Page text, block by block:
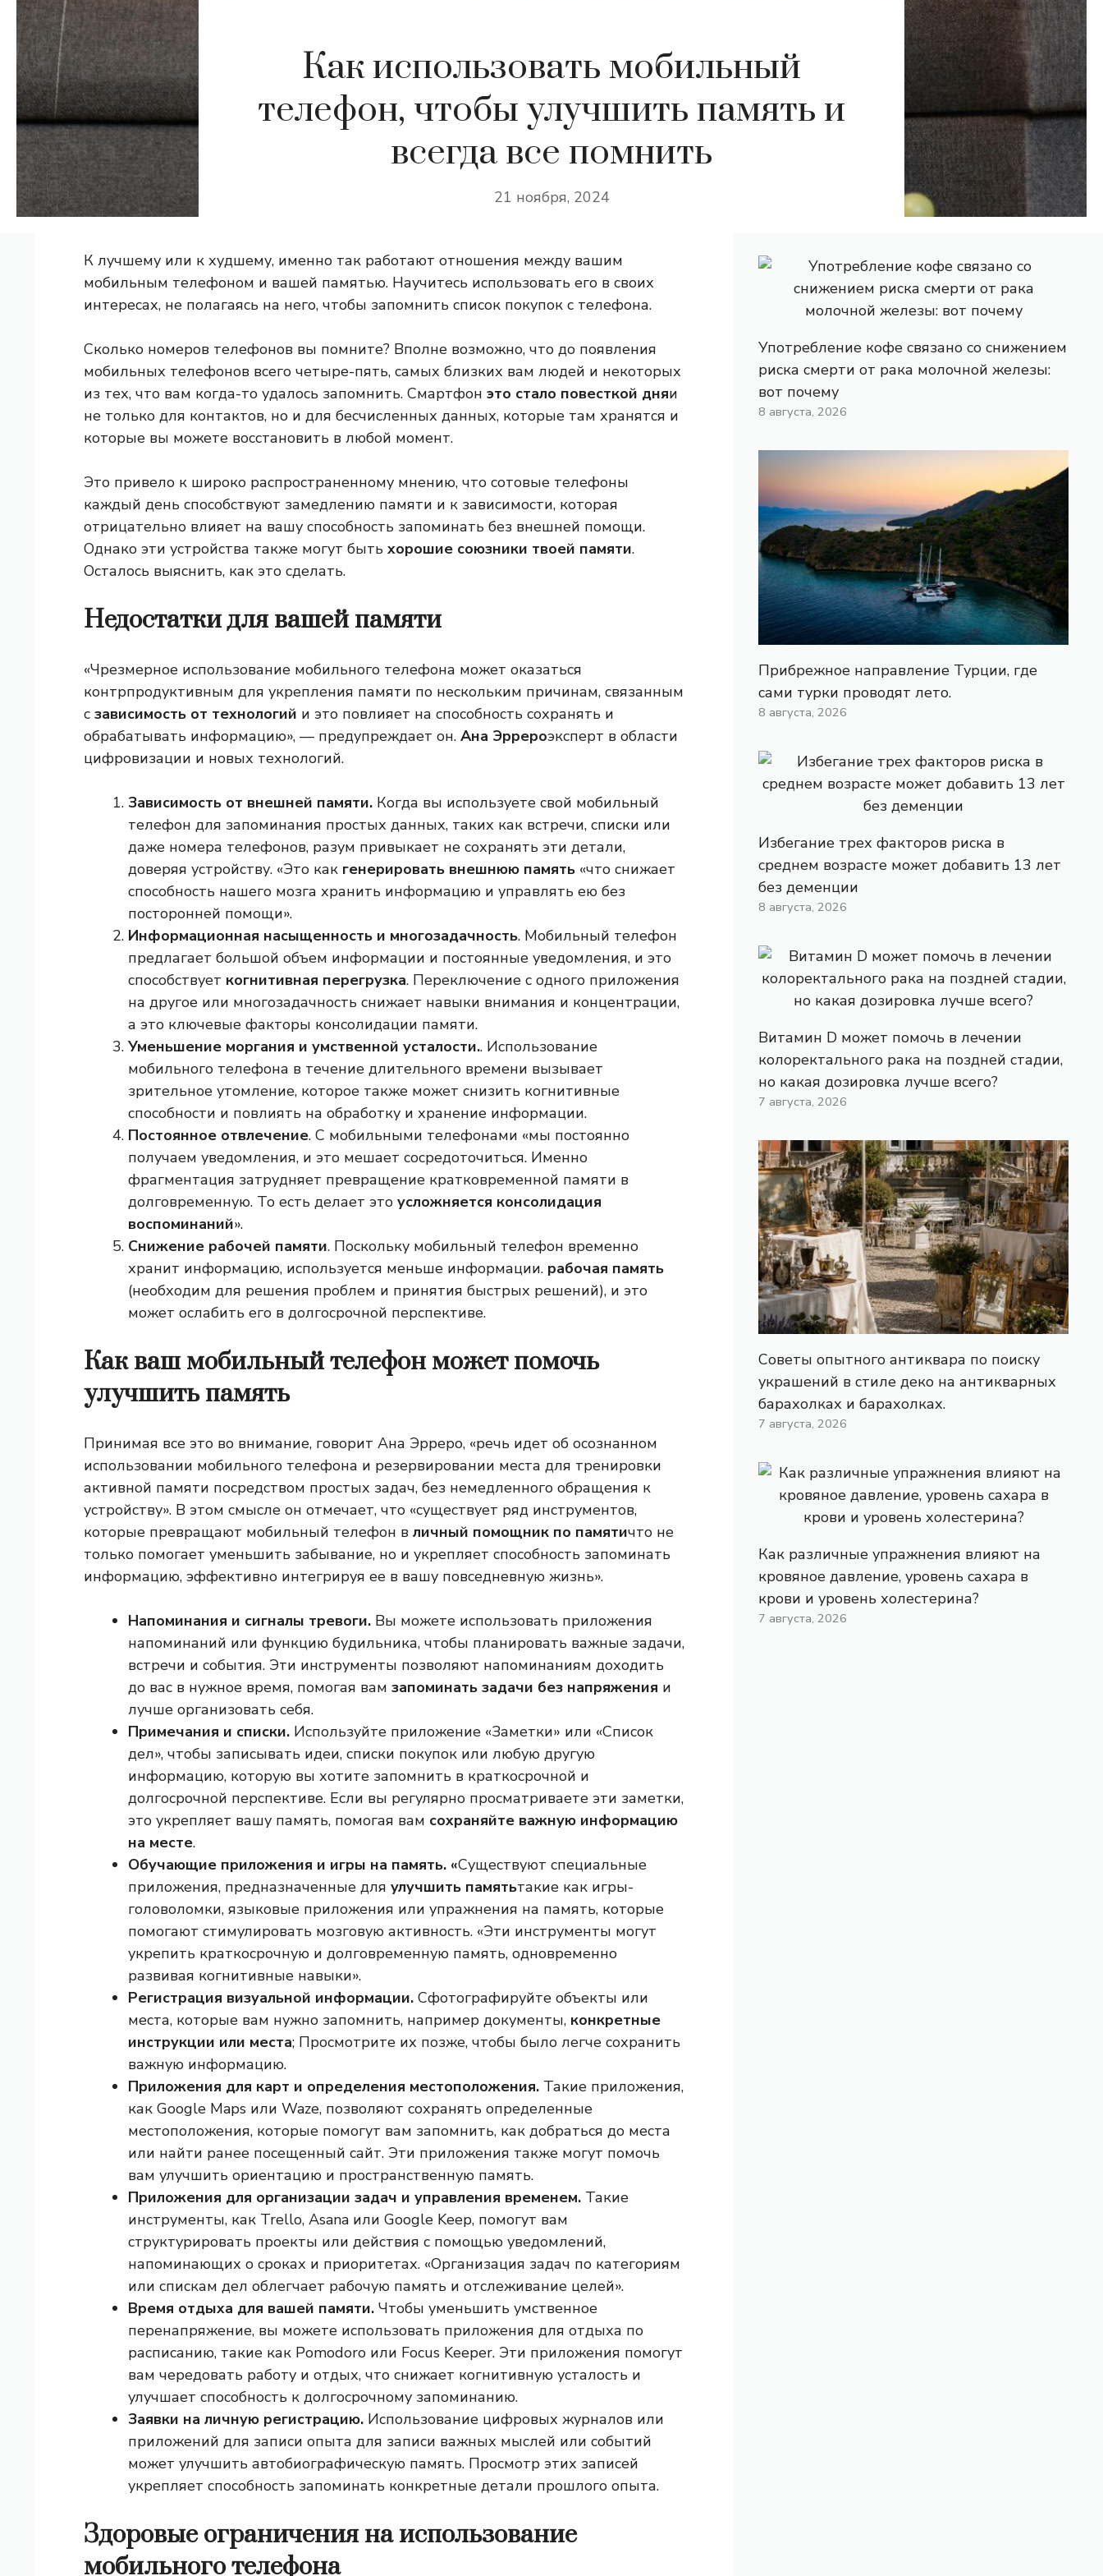
Как использовать мобильный
телефон, чтобы улучшить память и
всегда все помнить
21 ноября, 2024
К лучшему или к худшему, именно так работают отношения между вашим
мобильным телефоном и вашей памятью. Научитесь использовать его в своих
интересах, не полагаясь на него, чтобы запомнить список покупок с телефона.
Сколько номеров телефонов вы помните? Вполне возможно, что до появления
мобильных телефонов всего четыре-пять, самых близких вам людей и некоторых
из тех, что вам когда-то удалось запомнить. Смартфон это стало повесткой дняи
не только для контактов, но и для бесчисленных данных, которые там хранятся и
которые вы можете восстановить в любой момент.
Это привело к широко распространенному мнению, что сотовые телефоны
каждый день способствуют замедлению памяти и к зависимости, которая
отрицательно влияет на вашу способность запоминать без внешней помощи.
Однако эти устройства также могут быть хорошие союзники твоей памяти.
Осталось выяснить, как это сделать.
Недостатки для вашей памяти
«Чрезмерное использование мобильного телефона может оказаться
контрпродуктивным для укрепления памяти по нескольким причинам, связанным
с зависимость от технологий и это повлияет на способность сохранять и
обрабатывать информацию», — предупреждает он. Ана Эррероэксперт в области
цифровизации и новых технологий.
Зависимость от внешней памяти. Когда вы используете свой мобильный
телефон для запоминания простых данных, таких как встречи, списки или
даже номера телефонов, разум привыкает не сохранять эти детали,
доверяя устройству. «Это как генерировать внешнюю память «что снижает
способность нашего мозга хранить информацию и управлять ею без
посторонней помощи».
Информационная насыщенность и многозадачность. Мобильный телефон
предлагает большой объем информации и постоянные уведомления, и это
способствует когнитивная перегрузка. Переключение с одного приложения
на другое или многозадачность снижает навыки внимания и концентрации,
а это ключевые факторы консолидации памяти.
Уменьшение моргания и умственной усталости.. Использование
мобильного телефона в течение длительного времени вызывает
зрительное утомление, которое также может снизить когнитивные
способности и повлиять на обработку и хранение информации.
Постоянное отвлечение. С мобильными телефонами «мы постоянно
получаем уведомления, и это мешает сосредоточиться. Именно
фрагментация затрудняет превращение кратковременной памяти в
долговременную. То есть делает это усложняется консолидация
воспоминаний».
Снижение рабочей памяти. Поскольку мобильный телефон временно
хранит информацию, используется меньше информации. рабочая память
(необходим для решения проблем и принятия быстрых решений), и это
может ослабить его в долгосрочной перспективе.
Как ваш мобильный телефон может помочь
улучшить память
Принимая все это во внимание, говорит Ана Эрреро, «речь идет об осознанном
использовании мобильного телефона и резервировании места для тренировки
активной памяти посредством простых задач, без немедленного обращения к
устройству». В этом смысле он отмечает, что «существует ряд инструментов,
которые превращают мобильный телефон в личный помощник по памятичто не
только помогает уменьшить забывание, но и укрепляет способность запоминать
информацию, эффективно интегрируя ее в вашу повседневную жизнь».
Напоминания и сигналы тревоги. Вы можете использовать приложения
напоминаний или функцию будильника, чтобы планировать важные задачи,
встречи и события. Эти инструменты позволяют напоминаниям доходить
до вас в нужное время, помогая вам запоминать задачи без напряжения и
лучше организовать себя.
Примечания и списки. Используйте приложение «Заметки» или «Список
дел», чтобы записывать идеи, списки покупок или любую другую
информацию, которую вы хотите запомнить в краткосрочной и
долгосрочной перспективе. Если вы регулярно просматриваете эти заметки,
это укрепляет вашу память, помогая вам сохраняйте важную информацию
на месте.
Обучающие приложения и игры на память. «Существуют специальные
приложения, предназначенные для улучшить памятьтакие как игры-
головоломки, языковые приложения или упражнения на память, которые
помогают стимулировать мозговую активность. «Эти инструменты могут
укрепить краткосрочную и долговременную память, одновременно
развивая когнитивные навыки».
Регистрация визуальной информации. Сфотографируйте объекты или
места, которые вам нужно запомнить, например документы, конкретные
инструкции или места; Просмотрите их позже, чтобы было легче сохранить
важную информацию.
Приложения для карт и определения местоположения. Такие приложения,
как Google Maps или Waze, позволяют сохранять определенные
местоположения, которые помогут вам запомнить, как добраться до места
или найти ранее посещенный сайт. Эти приложения также могут помочь
вам улучшить ориентацию и пространственную память.
Приложения для организации задач и управления временем. Такие
инструменты, как Trello, Asana или Google Keep, помогут вам
структурировать проекты или действия с помощью уведомлений,
напоминающих о сроках и приоритетах. «Организация задач по категориям
или спискам дел облегчает рабочую память и отслеживание целей».
Время отдыха для вашей памяти. Чтобы уменьшить умственное
перенапряжение, вы можете использовать приложения для отдыха по
расписанию, такие как Pomodoro или Focus Keeper. Эти приложения помогут
вам чередовать работу и отдых, что снижает когнитивную усталость и
улучшает способность к долгосрочному запоминанию.
Заявки на личную регистрацию. Использование цифровых журналов или
приложений для записи опыта для записи важных мыслей или событий
может улучшить автобиографическую память. Просмотр этих записей
укрепляет способность запоминать конкретные детали прошлого опыта.
Здоровые ограничения на использование
мобильного телефона
Употребление кофе связано со снижением
риска смерти от рака молочной железы:
вот почему
8 августа, 2026
Прибрежное направление Турции, где
сами турки проводят лето.
8 августа, 2026
Избегание трех факторов риска в
среднем возрасте может добавить 13 лет
без деменции
8 августа, 2026
Витамин D может помочь в лечении
колоректального рака на поздней стадии,
но какая дозировка лучше всего?
7 августа, 2026
Советы опытного антиквара по поиску
украшений в стиле деко на антикварных
барахолках и барахолках.
7 августа, 2026
Как различные упражнения влияют на
кровяное давление, уровень сахара в
крови и уровень холестерина?
7 августа, 2026